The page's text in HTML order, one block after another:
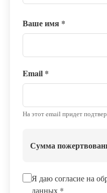
Ваше имя *
Email *
На этот email придет
Сумма
Я даю согласие на
данных *